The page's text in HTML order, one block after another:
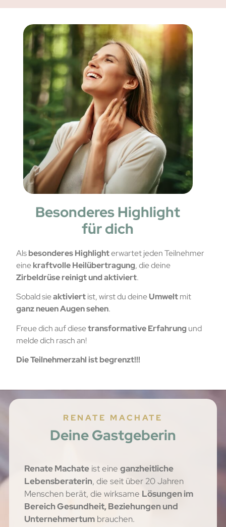
Besonderes Highlight
für dich
Alsbesonderes Highlighterwartet jeden Teilnehmer
einekraftvolle Heilübertragung, die deine
Zirbeldrüse reinigt und aktiviert.
Sobald sieaktiviertist, wirst du deineUmweltmit
ganz neuen Augen sehen.
Freue dich auf diesetransformative Erfahrungund
melde dich rasch an!
Die Teilnehmerzahl ist begrenzt!!!
RENATE MACHATE
Deine Gastgeberin
Renate Machateist eine ganzheitliche
Lebensberaterin, die seit über 20 Jahren
Menschen berät, die wirksame Lösungen im
Bereich Gesundheit, Beziehungen und
Unternehmertumbrauchen.